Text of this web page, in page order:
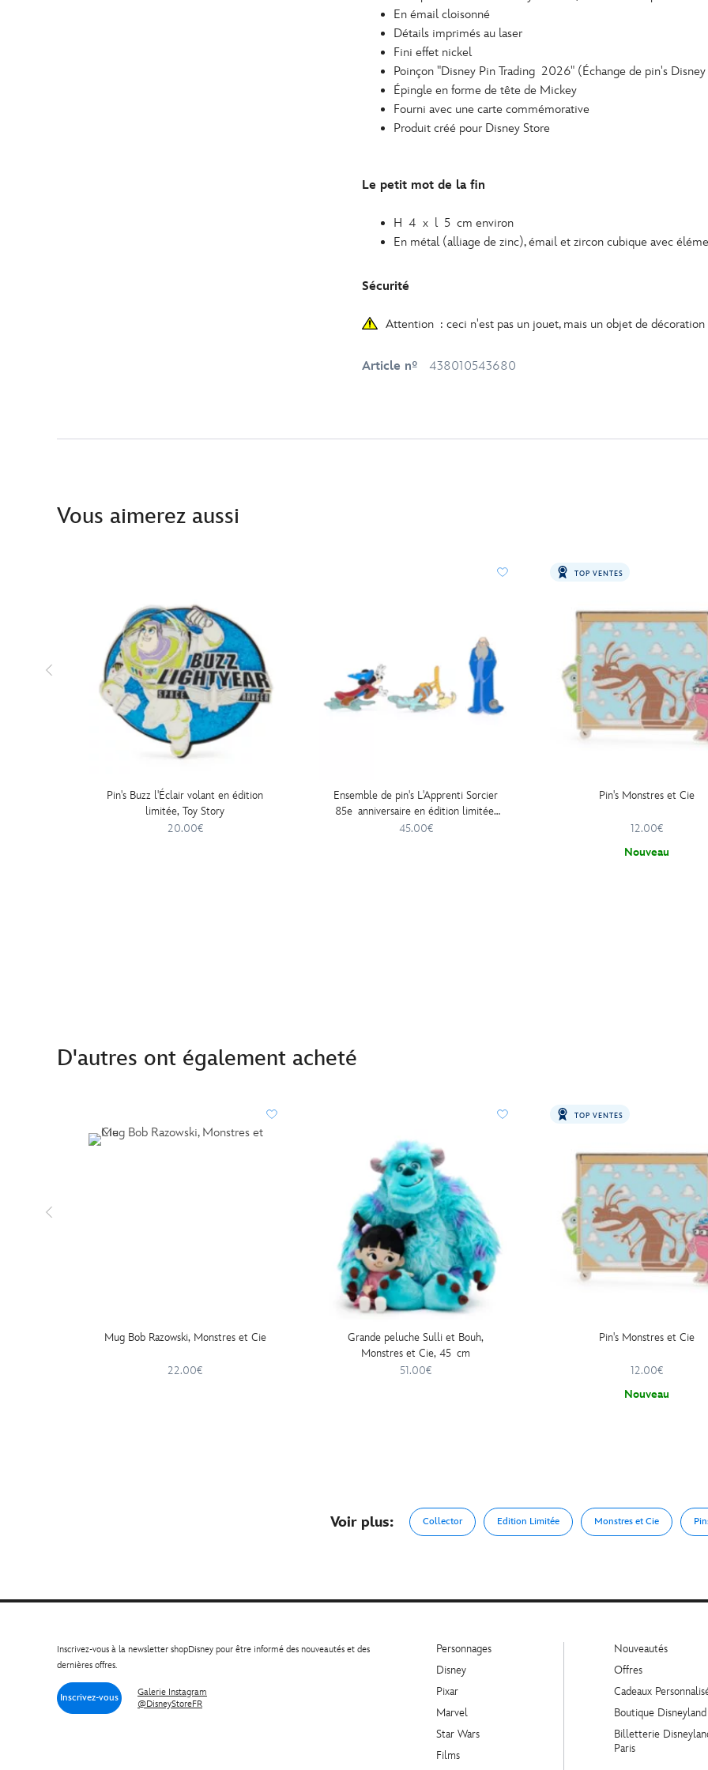
En émail cloisonné
Détails imprimés au laser
Fini effet nickel
Poinçon "Disney Pin Trading 2026" (Échange de pin's
Épingle en forme de tête de Mickey
Fourni avec une carte commémorative
Produit créé pour Disney Store
Le petit mot de la fin
H 4 x l 5 cm environ
En métal (alliage de zinc), émail et zircon cubique avec
Sécurité
Attention : ceci n'est pas un jouet, mais un objet de décoration
Article nº 438010543680
Vous aimerez aussi
Pin's Buzz l'Éclair volant en édition
limitée, Toy Story
20.00€
Ensemble de pin's L'Apprenti Sorcier
85e anniversaire en édition limitée,
Fantasia
45.00€
TOP VENTES
Pin's Monstres et Cie
12.00€
Nouveau
D'autres ont également acheté
Mug Bob Razowski, Monstres et Cie
22.00€
Grande peluche Sulli et Bouh,
Monstres et Cie, 45 cm
51.00€
TOP VENTES
Pin's Monstres et Cie
12.00€
Nouveau
Voir plus: Collector Edition Limitée Monstres et Cie
Inscrivez-vous à la newsletter shopDisney pour être informé des nouveautés et des
dernières offres.
Inscrivez-vous
Galerie Instagram
@DisneyStoreFR
Personnages
Disney
Pixar
Marvel
Star Wars
Films
Nouveautés
Offres
Cadeaux
Boutique Disneyland
Billetterie
Paris